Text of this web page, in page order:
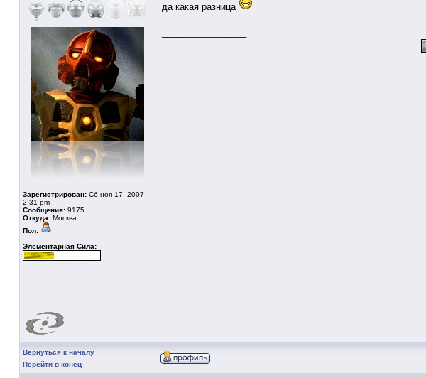
Зарегистрирован: Сб ноя 17, 2007
2:31 pm
Сообщения: 9175
Откуда: Москва
Пол:
Элементарная Сила:
да какая разница
Вернуться к началу
Перейти в конец